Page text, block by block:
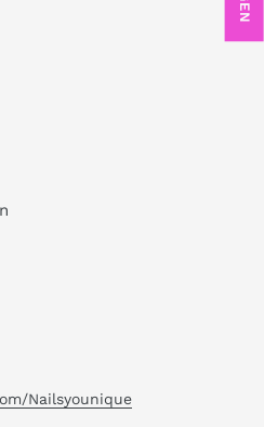
Nailsyounique